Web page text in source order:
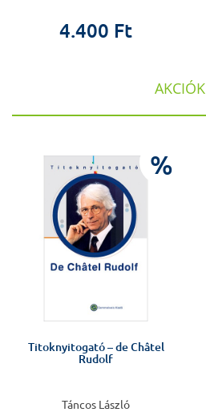
4.400 Ft
AKCIÓK
%
Titoknyitogató – de Châtel
Rudolf
Táncos László